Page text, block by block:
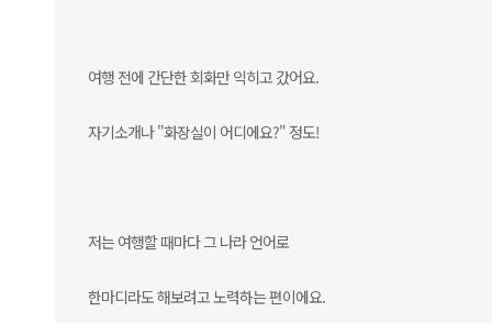
여행 전에 간단한 회화만 익히고 갔어요.
자기소개나 "화장실이 어디에요?" 정도!
저는 여행할 때마다 그 나라 언어로
한마디라도 해보려고 노력하는 편이에요.